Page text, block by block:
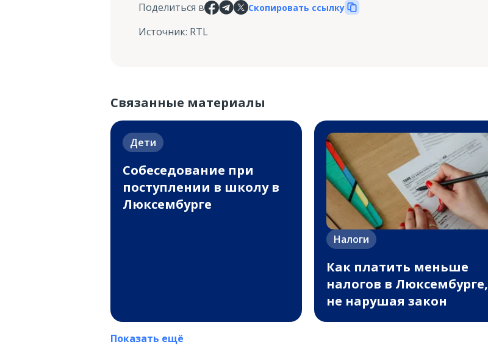
Поделиться в Скопировать ссылку
Источник: RTL
Связанные материалы
Дети
Собеседование при
поступлении в школу в
Люксембурге
Налоги
Как платить меньше
налогов в Люксембурге,
не нарушая закон
Показать ещё